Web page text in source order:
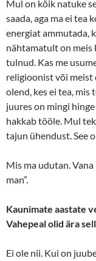
Mul on kõik natuke
saada, aga ma ei tea
energiat ammutada,
nähtamatult on meis
tulnud. Kas me
religioonist või meist
olend, kes ei tea,
juures on mingi
hakkab tööle. Mul
tajun ühendust. See
Mis ma udutan. Vana
man”.
Kaunimate aastate
Vahepeal olid ära
Ei ole nii. Kui on